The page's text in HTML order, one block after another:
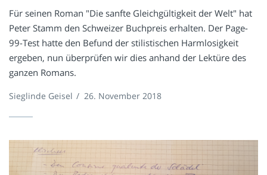
Für seinen Roman "Die sanfte Gleichgültigkeit der Welt" hat
Peter Stamm den Schweizer Buchpreis erhalten. Der Page-
99-Test hatte den Befund der stilistischen Harmlosigkeit
ergeben, nun überprüfen wir dies anhand der Lektüre des
ganzen Romans.
Sieglinde Geisel / 26. November 2018